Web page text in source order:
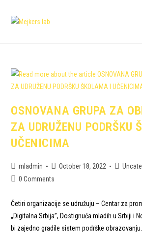
OSNOVANA GRUPA ZA
ZA UDRUŽENU PODRŠKU
UČENICIMA
mladmin October 18, 2022
0 Comments
Četiri organizacije se udružuju – Centar za
„Digitalna Srbija”, Dostignuća mladih u Srbiji i
bi zajedno gradile sistem podrške